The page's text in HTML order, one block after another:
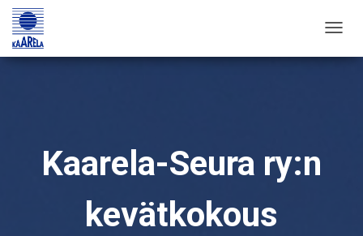
Kaarela-Seura ry:n
kevätkokous